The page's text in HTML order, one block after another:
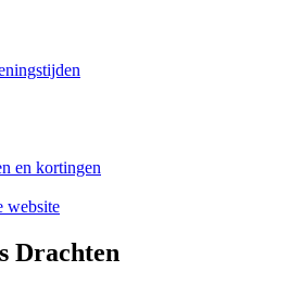
en kortingen
website
Drachten